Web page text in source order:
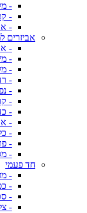
-
-
-
אביזרים
-
-
-
-
-
-
-
-
-
-
-
חד פעמי
-
-
-
-